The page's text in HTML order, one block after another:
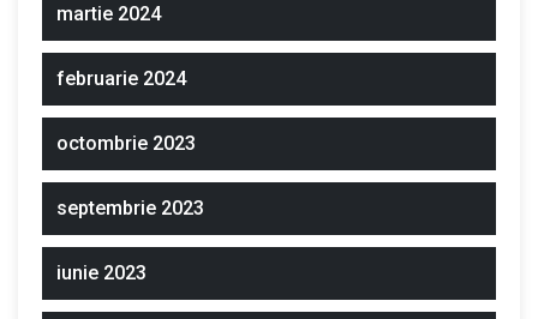
martie 2024
februarie 2024
octombrie 2023
septembrie 2023
iunie 2023